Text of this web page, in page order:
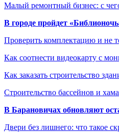
Малый ремонтный бизнес: с
В городе пройдет
Проверить комплектацию и не
Как соотнести видеокарту с
Как заказать строительство
Строительство бассейнов и
В Барановичах обновляют
Двери без лишнего: что такое